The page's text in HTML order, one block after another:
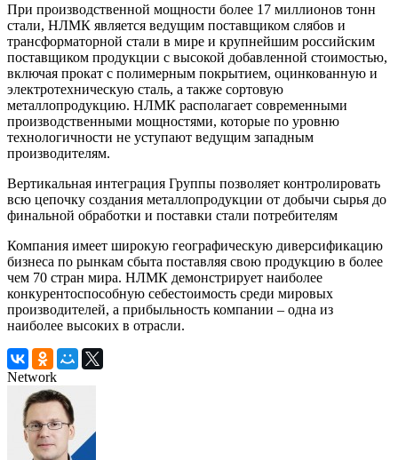
При производственной мощности более 17 миллионов тонн
стали, НЛМК является ведущим поставщиком слябов и
трансформаторной стали в мире и крупнейшим российским
поставщиком продукции с высокой добавленной стоимостью,
включая прокат с полимерным покрытием, оцинкованную и
электротехническую сталь, а также сортовую
металлопродукцию. НЛМК располагает современными
производственными мощностями, которые по уровню
технологичности не уступают ведущим западным
производителям.
Вертикальная интеграция Группы позволяет контролировать
всю цепочку создания металлопродукции от добычи сырья до
финальной обработки и поставки стали потребителям
Компания имеет широкую географическую диверсификацию
бизнеса по рынкам сбыта поставляя свою продукцию в более
чем 70 стран мира. НЛМК демонстрирует наиболее
конкурентоспособную себестоимость среди мировых
производителей, а прибыльность компании – одна из
наиболее высоких в отрасли.
Network